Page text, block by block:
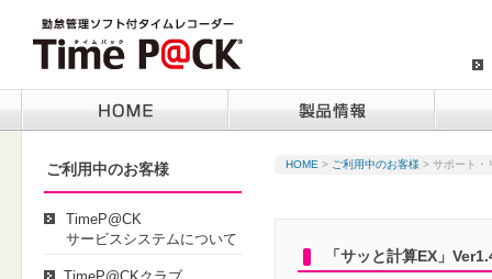
HOME > ご利用中のお客様 > サポート・
「サッと計算EX」
ご利用中のお客様
TimeP@CK
サービスシステムについて